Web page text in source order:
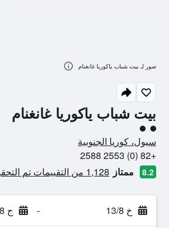
بيت شباب ياكوريا غانغنام
تقييم فئة 2
سيول، كوريا الجنوبية
+82 (0) 2553 2588
8.2 ممتاز 1,128 من التقييمات تم التحقق منها
خ 13/8 - ج 14/8
صور لـ بيت شباب ياكوريا غانغنام